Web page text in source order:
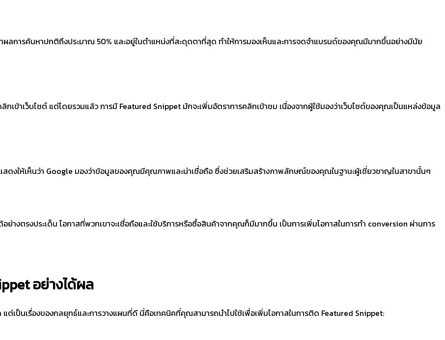
การค้นหาปกติถึงประมาณ 50% และอยู่ในตำแหน่งที่สะดุดตาที่สุด ทำให้การมองเห็นและการจดจำแบรนด์ของคุณมีมากขึ้นอย่างมีนัย
กเข้าเว็บไซต์ แต่โดยรวมแล้ว การมี Featured Snippet มักจะเพิ่มอัตราการคลิกเข้าชม เนื่องจากผู้ใช้มองว่าเว็บไซต์ของคุณเป็นแหล่งข้อมูล
ดงให้เห็นว่า Google มองว่าข้อมูลของคุณมีคุณภาพและน่าเชื่อถือ ซึ่งช่วยเสริมสร้างภาพลักษณ์ของคุณในฐานะผู้เชี่ยวชาญในสาขานั้นๆ
ย่างตรงประเด็น โอกาสที่พวกเขาจะเชื่อถือและใช้บริการหรือซื้อสินค้าจากคุณก็มีมากขึ้น เป็นการเพิ่มโอกาสในการทำ conversion ผ่านการ
อย่างได้ผล
ต่เป็นเรื่องของกลยุทธ์และการวางแผนที่ดี นี่คือเทคนิคที่คุณสามารถนำไปใช้เพื่อเพิ่มโอกาสในการติด Featured Snippet: